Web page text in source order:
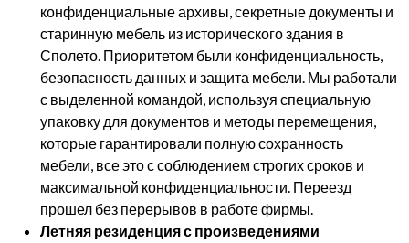
конфиденциальные архивы, секретные документы и
старинную мебель из исторического здания в
Сполето. Приоритетом были конфиденциальность,
безопасность данных и защита мебели. Мы работали
с выделенной командой, используя специальную
упаковку для документов и методы перемещения,
которые гарантировали полную сохранность
мебели, все это с соблюдением строгих сроков и
максимальной конфиденциальности. Переезд
прошел без перерывов в работе фирмы.
Летняя резиденция с произведениями